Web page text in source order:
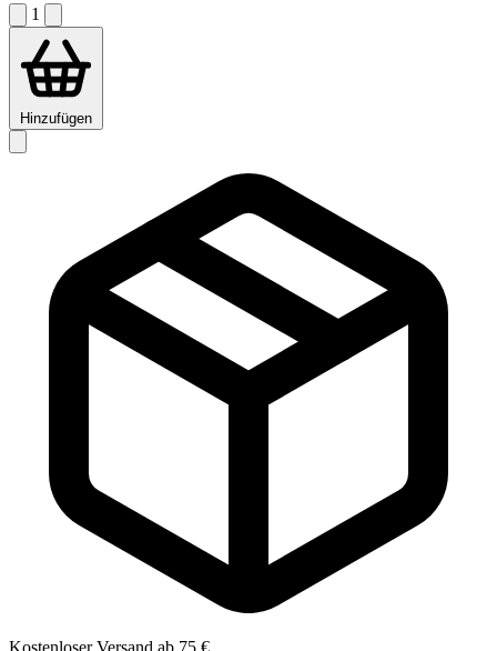
1
Hinzufügen
Kostenloser Versand ab 75 €